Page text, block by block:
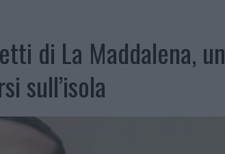
ACCOGLIENZA MINORI, ALBIERI: “EPISODI GRAVISSIMI”
di La Maddalena, un
sull’isola